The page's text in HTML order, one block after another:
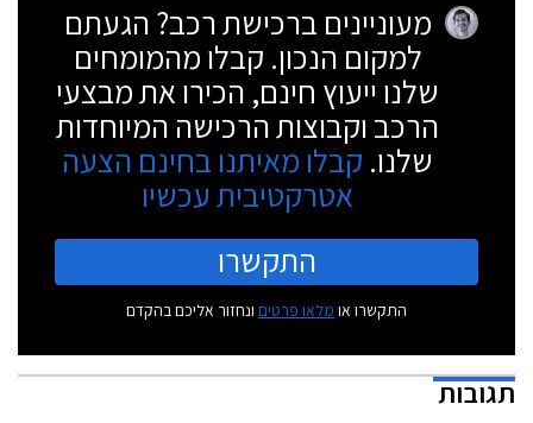
מעוניינים ברכישת רכב? הגעתם
למקום הנכון. קבלו מהמומחים
שלנו ייעוץ חינם, הכירו את מבצעי
הרכב וקבוצות הרכישה המיוחדות
שלנו. קבלו מאיתנו בחינם הצעה
אטרקטיבית עכשיו
התקשרו
התקשרו או מלאו פרטים ונחזור אליכם בהקדם
תגובות